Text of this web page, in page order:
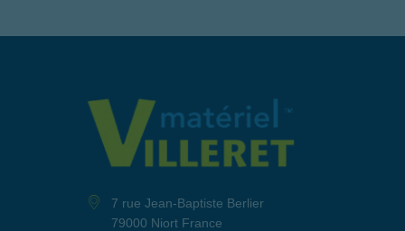
7 rue Jean-Baptiste Berlier
79000 Niort France